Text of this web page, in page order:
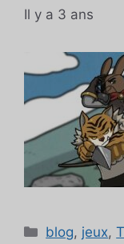
Il y a 3 ans
Catégories
blog, jeux,